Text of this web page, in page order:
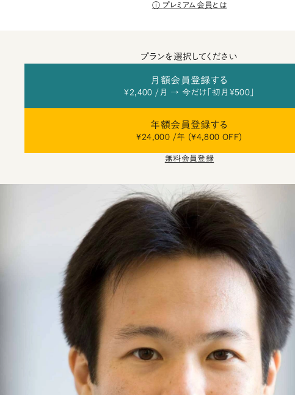
プレミアム会員とは
プランを選択してください
月額会員登録する
¥2,400 /月 → 今だけ「初月¥500」
年額会員登録する
¥24,000 /年 (¥4,800 OFF)
無料会員登録